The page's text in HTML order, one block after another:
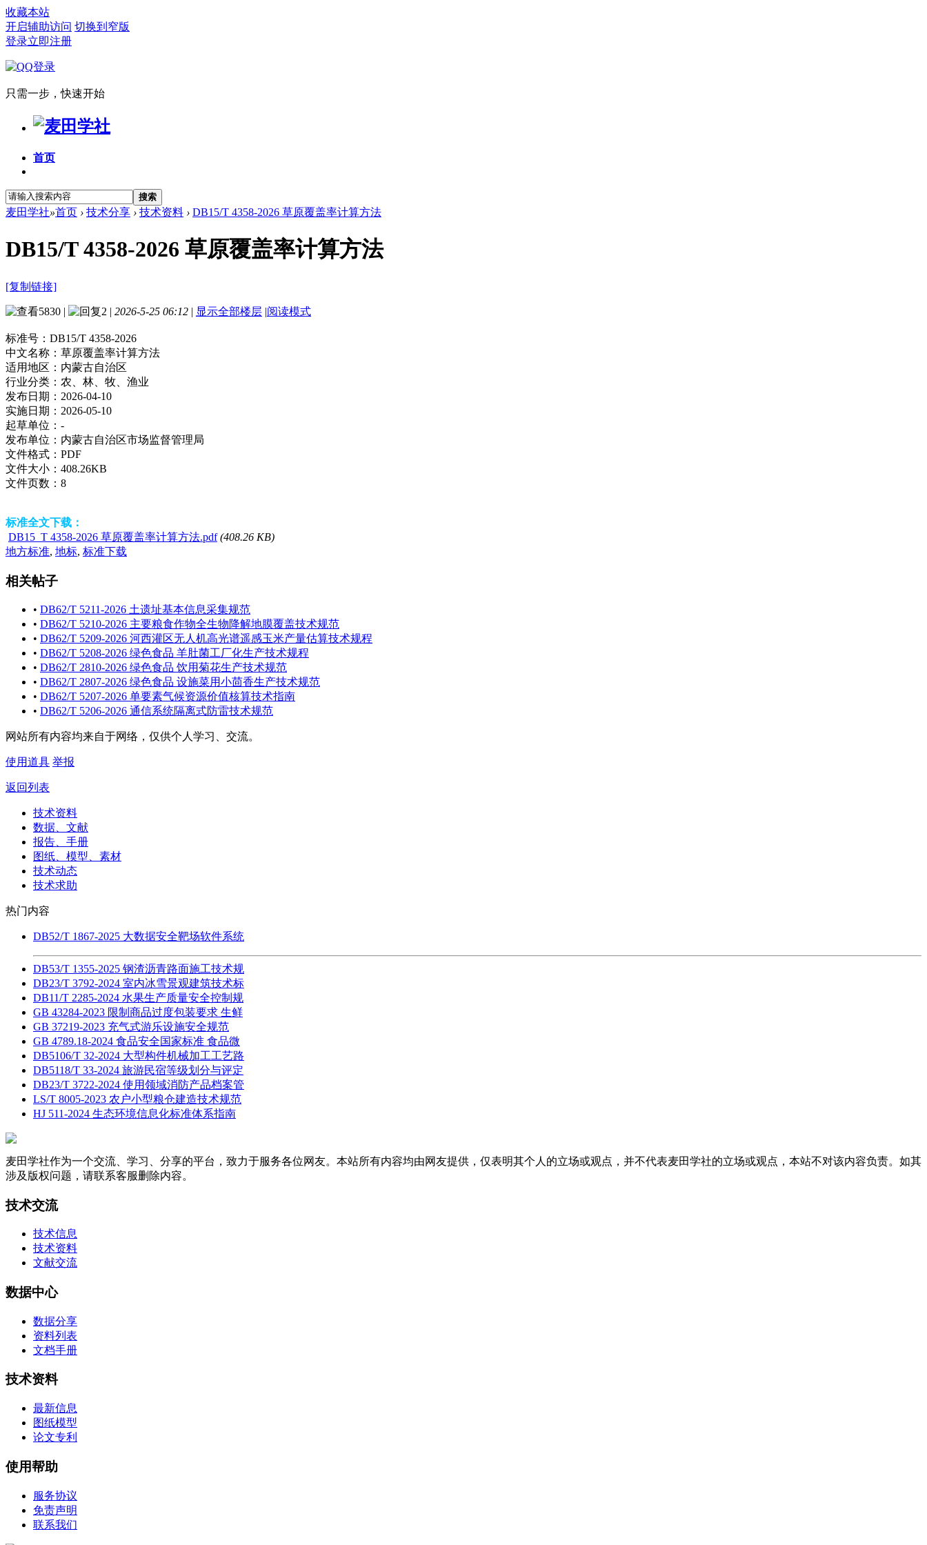
收藏本站
开启辅助访问 切换到窄版
登录立即注册
只需一步，快速开始
首页
搜索
麦田学社»首页 › 技术分享 › 技术资料 › DB15/T 4358-2026 草原覆盖率计算方法
DB15/T 4358-2026 草原覆盖率计算方法
[复制链接]
5830 | 2 | 2026-5-25 06:12 | 显示全部楼层 |阅读模式
标准号： DB15/T 4358-2026
中文名称： 草原覆盖率计算方法
适用地区： 内蒙古自治区
行业分类： 农、林、牧、渔业
发布日期： 2026-04-10
实施日期： 2026-05-10
起草单位： -
发布单位： 内蒙古自治区市场监督管理局
文件格式： PDF
文件大小： 408.26KB
文件页数： 8
标准全文下载：
DB15_T 4358-2026 草原覆盖率计算方法.pdf (408.26 KB)
地方标准, 地标, 标准下载
相关帖子
• DB62/T 5211-2026 土遗址基本信息采集规范
• DB62/T 5210-2026 主要粮食作物全生物降解地膜覆盖技术规范
• DB62/T 5209-2026 河西灌区无人机高光谱遥感玉米产量估算技术规程
• DB62/T 5208-2026 绿色食品 羊肚菌工厂化生产技术规程
• DB62/T 2810-2026 绿色食品 饮用菊花生产技术规范
• DB62/T 2807-2026 绿色食品 设施菜用小茴香生产技术规范
• DB62/T 5207-2026 单要素气候资源价值核算技术指南
• DB62/T 5206-2026 通信系统隔离式防雷技术规范
网站所有内容均来自于网络，仅供个人学习、交流。
使用道具 举报
返回列表
技术资料
数据、文献
报告、手册
图纸、模型、素材
技术动态
技术求助
热门内容
DB52/T 1867-2025 大数据安全靶场软件系统
DB53/T 1355-2025 钢渣沥青路面施工技术规
DB23/T 3792-2024 室内冰雪景观建筑技术标
DB11/T 2285-2024 水果生产质量安全控制规
GB 43284-2023 限制商品过度包装要求 生鲜
GB 37219-2023 充气式游乐设施安全规范
GB 4789.18-2024 食品安全国家标准 食品微
DB5106/T 32-2024 大型构件机械加工工艺路
DB5118/T 33-2024 旅游民宿等级划分与评定
DB23/T 3722-2024 使用领域消防产品档案管
LS/T 8005-2023 农户小型粮仓建造技术规范
HJ 511-2024 生态环境信息化标准体系指南
麦田学社作为一个交流、学习、分享的平台，致力于服务各位网友。本站所有内容均由网友提供，仅表明其个人的立场或观点，并不代表麦田学社的立场或观点，本站不对该内容负责。如其
涉及版权问题，请联系客服删除内容。
技术交流
技术信息
技术资料
文献交流
数据中心
数据分享
资料列表
文档手册
技术资料
最新信息
图纸模型
论文专利
使用帮助
服务协议
免责声明
联系我们